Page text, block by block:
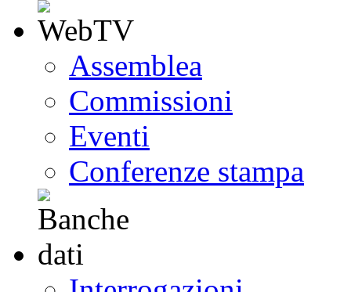
Assemblea
Commissioni
Eventi
Conferenze stampa